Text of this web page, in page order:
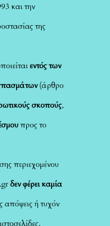
και την
της
εντός των
(άρθρο
σκοπούς,
προς το
περιεχομένου
δεν φέρει καμία
απόψεις ή τυχόν